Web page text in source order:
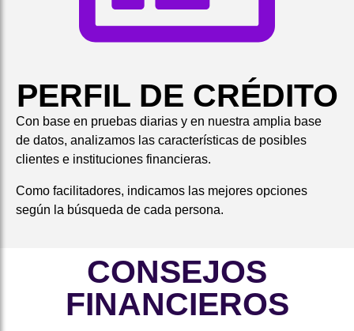
PERFIL DE CRÉDITO
Con base en pruebas diarias y en nuestra amplia base
de datos, analizamos las características de posibles
clientes e instituciones financieras.
Como facilitadores, indicamos las mejores opciones
según la búsqueda de cada persona.
CONSEJOS
FINANCIEROS